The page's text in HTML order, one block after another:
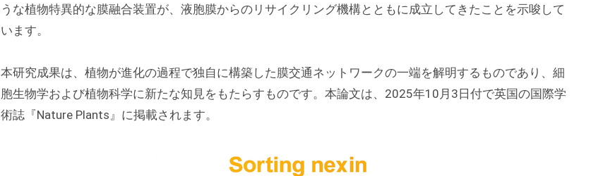
うな植物特異的な膜融合装置が、液胞膜からのリサイクリング機構とともに成立してきたことを示唆して
います。
本研究成果は、植物が進化の過程で独自に構築した膜交通ネットワークの一端を解明するものであり、細
胞生物学および植物科学に新たな知見をもたらすものです。本論文は、2025年10月3日付で英国の国際学
術誌『Nature Plants』に掲載されます。